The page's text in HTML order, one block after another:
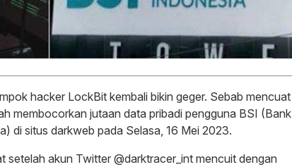
hacker LockBit kembali bikin geger. Sebab mencuat
membocorkan jutaan data pribadi pengguna BSI (Bank
di situs darkweb pada Selasa, 16 Mei 2023.
setelah akun Twitter @darktracer_int mencuit dengan